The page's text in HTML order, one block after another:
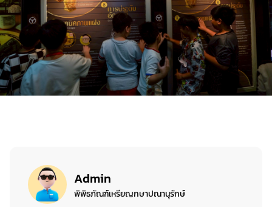
Admin
พิพิธภัณฑ์เหรียญกษาปณานุรักษ์